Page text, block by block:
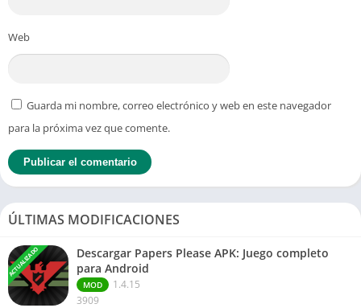
Web
Guarda mi nombre, correo electrónico y web en este navegador
para la próxima vez que comente.
ÚLTIMAS MODIFICACIONES
ACTUALIZADO
Descargar Papers Please APK: Juego completo
para Android
MOD
1.4.15
3909